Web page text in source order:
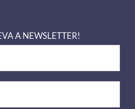
A NEWSLETTER!